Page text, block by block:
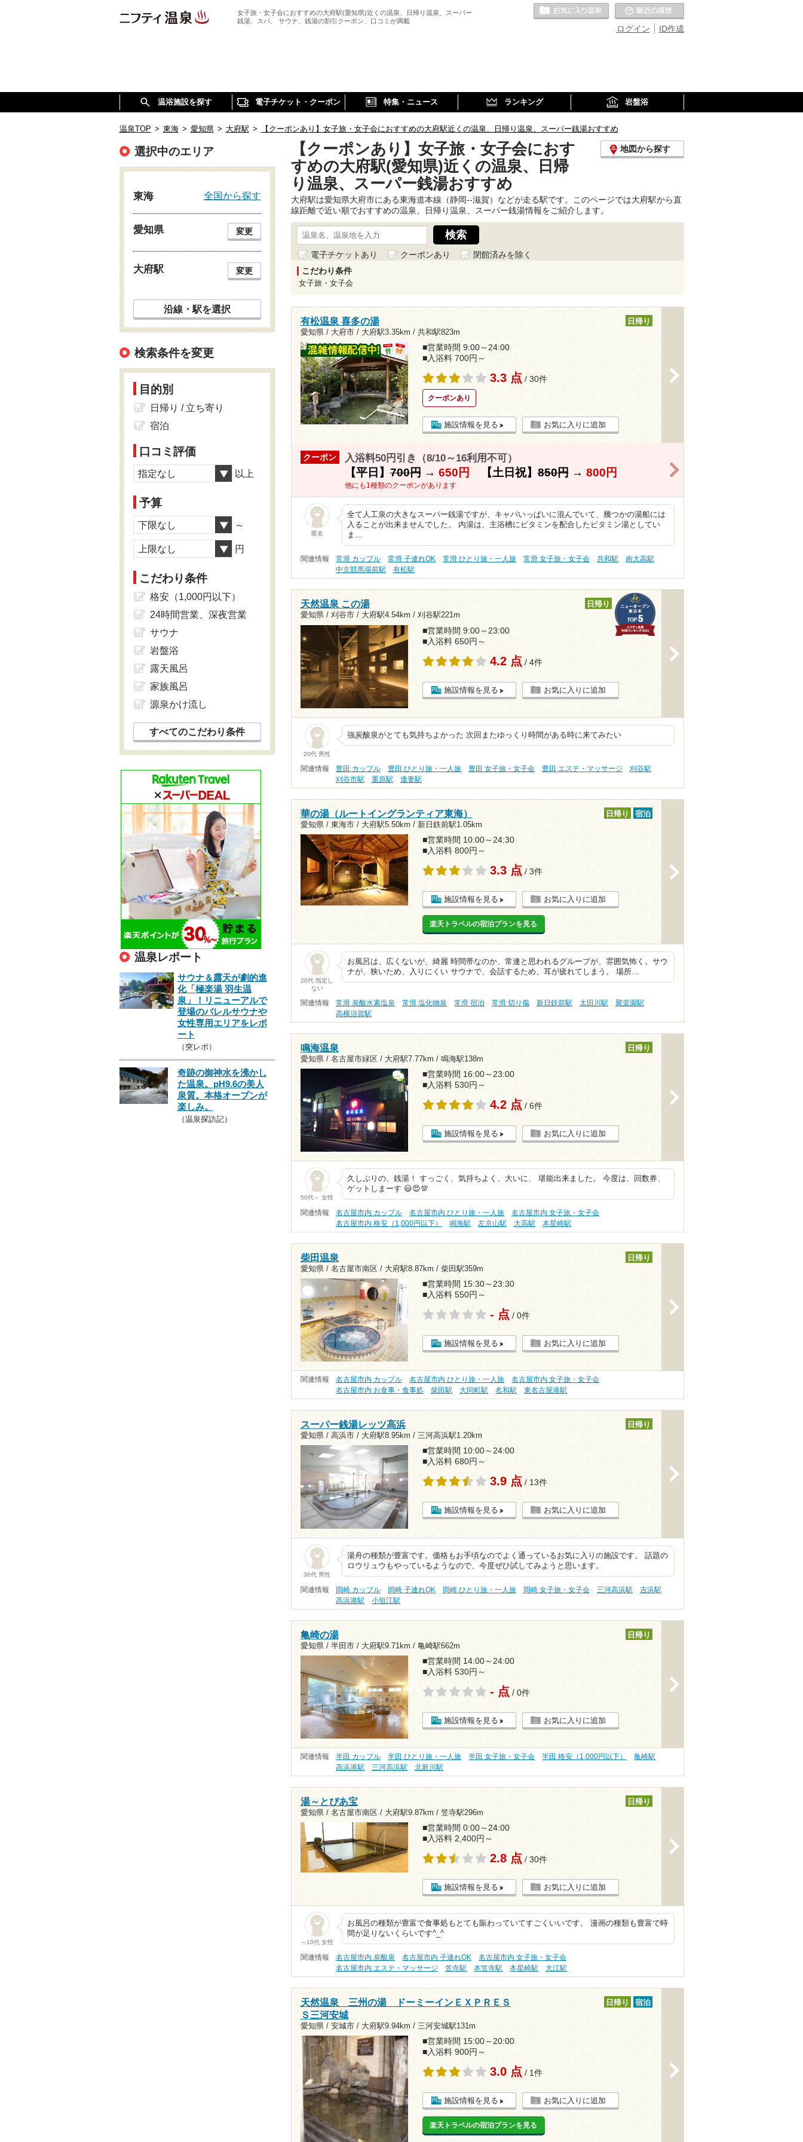
女子旅・女子会におすすめの大府駅(愛知県)近くの温泉、日帰り温泉、スーパー
銭湯、スパ、 サウナ、銭湯の割引クーポン、口コミが満載
ID作成
ログイン
お気に入りの温泉
温浴施設を探す 電子チケット・クーポン 特集・ニュース ランキング 岩盤浴
温泉TOP > 東海 > 愛知県 > 大府駅 > 【クーポンあり】女子旅・女子会におすすめの大府駅近くの温泉、日帰り温泉、スーパー銭湯おすすめ
【クーポンあり】女子旅・女子会におす
すめの大府駅(愛知県)近くの温泉、日帰
り温泉、スーパー銭湯おすすめ
地図から探す
大府駅は愛知県大府市にある東海道本線（静岡--滋賀）などが走る駅です。このページでは大府駅から直
線距離で近い順でおすすめの温泉、日帰り温泉、スーパー銭湯情報をご紹介します。
電子チケットあり クーポンあり
閉館済みを除く
こだわり条件
女子旅・女子会
有松温泉 喜多の湯
愛知県 / 大府市 / 大府駅3.35km / 共和駅823m
日帰り
■営業時間 9:00～24:00
■入浴料 700円～
3.3 点 / 30件
クーポンあり
施設情報を見る お気に入りに追加
クーポン 入浴料50円引き（8/10～16利用不可）
【平日】700円→ 650円 【土日祝】850円→ 800円
他にも1種類のクーポンがあります
匿名
全て人工泉の大きなスーパー銭湯ですが、キャパいっぱいに混んでいて、幾つかの湯船には
入ることが出来ませんでした。 内湯は、主浴槽にビタミンを配合したビタミン湯としてい
ま…
関連情報 常滑 カップル 常滑 子連れOK 常滑 ひとり旅・一人旅 常滑 女子旅・女子会 共和駅
南大高駅
中京競馬場前駅
有松駅
天然温泉 この湯
愛知県 / 刈谷市 / 大府駅4.54km / 刈谷駅221m
日帰り
■営業時間 9:00～23:00
■入浴料 650円～
4.2 点 / 4件
施設情報を見る お気に入りに追加
20代 男性
強炭酸泉がとても気持ちよかった 次回またゆっくり時間がある時に来てみたい
関連情報 豊田 カップル 豊田 ひとり旅・一人旅 豊田 女子旅・女子会 豊田 エステ・マッサージ
刈谷駅
刈谷市駅
重原駅 逢妻駅
華の湯（ルートイングランティア東海）
愛知県 / 東海市 / 大府駅5.50km / 新日鉄前駅1.05km
日帰り 宿泊
■営業時間 10:00～24:30
■入浴料 800円～
3.3 点 / 3件
施設情報を見る お気に入りに追加
楽天トラベルの宿泊プランを見る
20代 指定し
ない
お風呂は、広くないが、綺麗 時間帯なのか、常連と思われるグループが、雰囲気怖く。サウ
ナが、狭いため、入りにくい サウナで、会話するため、耳が疲れてしまう。 場所…
関連情報 常滑 炭酸水素塩泉 常滑 塩化物泉 常滑 宿泊 常滑 切り傷 新日鉄前駅 太田川駅
聚楽園駅
高横須賀駅
鳴海温泉
愛知県 / 名古屋市緑区 / 大府駅7.77km / 鳴海駅138m
日帰り
■営業時間 16:00～23:00
■入浴料 530円～
4.2 点 / 6件
施設情報を見る お気に入りに追加
50代～ 女性
久しぶりの、銭湯！ すっごく、気持ちよく、大いに、 堪能出来ました。 今度は、回数券、
ゲットしまーす 😃😍💯
関連情報 名古屋市内 カップル 名古屋市内 ひとり旅・一人旅
名古屋市内 女子旅・女子会
名古屋市内 格安（1,000円以下）
鳴海駅 左京山駅 大高駅 本星崎駅
柴田温泉
愛知県 / 名古屋市南区 / 大府駅8.87km / 柴田駅359m
日帰り
■営業時間 15:30～23:30
■入浴料 550円～
- 点 / 0件
施設情報を見る お気に入りに追加
関連情報 名古屋市内 カップル 名古屋市内 ひとり旅・一人旅
名古屋市内 女子旅・女子会
名古屋市内 お食事・食事処
柴田駅 大同町駅 名和駅 東名古屋港駅
スーパー銭湯レッツ高浜
愛知県 / 高浜市 / 大府駅8.95km / 三河高浜駅1.20km
日帰り
■営業時間 10:00～24:00
■入浴料 680円～
3.9 点 / 13件
施設情報を見る お気に入りに追加
30代 男性
湯舟の種類が豊富です。価格もお手頃なのでよく通っているお気に入りの施設です。 話題の
ロウリュウもやっているようなので、今度ぜひ試してみようと思います。
関連情報 岡崎 カップル 岡崎 子連れOK 岡崎 ひとり旅・一人旅 岡崎 女子旅・女子会 三河高浜駅
吉浜駅
高浜港駅
小垣江駅
亀崎の湯
愛知県 / 半田市 / 大府駅9.71km / 亀崎駅662m
日帰り
■営業時間 14:00～24:00
■入浴料 530円～
- 点 / 0件
施設情報を見る お気に入りに追加
関連情報 半田 カップル 半田 ひとり旅・一人旅 半田 女子旅・女子会 半田 格安（1,000円以下）
亀崎駅
高浜港駅
三河高浜駅 北新川駅
湯～とぴあ宝
愛知県 / 名古屋市南区 / 大府駅9.87km / 笠寺駅296m
日帰り
■営業時間 0:00～24:00
■入浴料 2,400円～
2.8 点 / 30件
施設情報を見る お気に入りに追加
～10代 女性
お風呂の種類が豊富で食事処もとても賑わっていてすごくいいです。 漫画の種類も豊富で時
間が足りないくらいです^_^
関連情報 名古屋市内 炭酸泉 名古屋市内 子連れOK
名古屋市内 女子旅・女子会
名古屋市内 エステ・マッサージ
笠寺駅 本笠寺駅 本星崎駅 大江駅
天然温泉 三州の湯 ドーミーインＥＸＰＲＥＳ
Ｓ三河安城
愛知県 / 安城市 / 大府駅9.94km / 三河安城駅131m
日帰り 宿泊
■営業時間 15:00～20:00
■入浴料 900円～
3.0 点 / 1件
施設情報を見る お気に入りに追加
楽天トラベルの宿泊プランを見る
選択中のエリア
東海 全国から探す
愛知県 変更
大府駅 変更
沿線・駅を選択
検索条件を変更
目的別
日帰り / 立ち寄り
宿泊
口コミ評価
指定なし 以上
予算
下限なし ～
上限なし 円
こだわり条件
格安（1,000円以下）
24時間営業、深夜営業
サウナ
岩盤浴
露天風呂
家族風呂
源泉かけ流し
すべてのこだわり条件
温泉レポート
サウナ＆露天が劇的進
化「極楽湯 羽生温
泉」！リニューアルで
登場のバレルサウナや
女性専用エリアをレポ
ート
（突レポ）
奇跡の御神水を沸かし
た温泉。pH9.6の美人
泉質。本格オープンが
楽しみ。
（温泉探訪記）